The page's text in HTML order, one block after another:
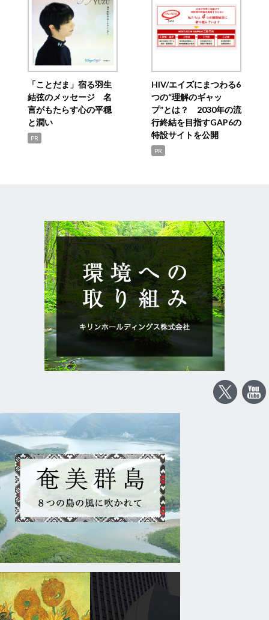
「ことだま」宿る羽生
結弦のメッセージ 名
言がもたらす心の平穏
と潤い
PR
HIV/エイズにまつわる6
つの“理解のギャッ
プ”とは？ 2030年の流
行終結を目指すGAP6の
特設サイトを公開
PR